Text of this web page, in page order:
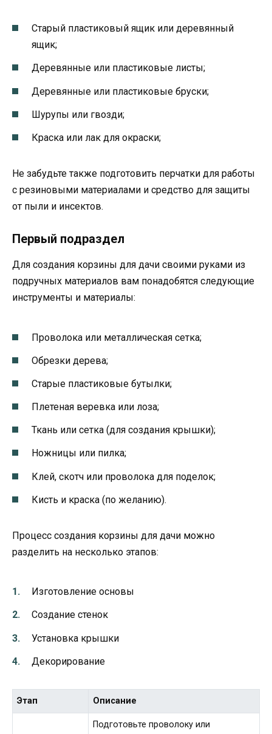
Старый пластиковый ящик или деревянный
ящик;
Деревянные или пластиковые листы;
Деревянные или пластиковые бруски;
Шурупы или гвозди;
Краска или лак для окраски;
Не забудьте также подготовить перчатки для работы
с резиновыми материалами и средство для защиты
от пыли и инсектов.
Первый подраздел
Для создания корзины для дачи своими руками из
подручных материалов вам понадобятся следующие
инструменты и материалы:
Проволока или металлическая сетка;
Обрезки дерева;
Старые пластиковые бутылки;
Плетеная веревка или лоза;
Ткань или сетка (для создания крышки);
Ножницы или пилка;
Клей, скотч или проволока для поделок;
Кисть и краска (по желанию).
Процесс создания корзины для дачи можно
разделить на несколько этапов:
Изготовление основы
Создание стенок
Установка крышки
Декорирование
Этап Описание
Подготовьте проволоку или